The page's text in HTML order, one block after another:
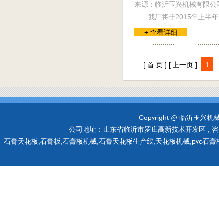
来源：临沂玉兴机械有限
我厂将于2015年上半
+ 查看详细
[ 首 页 ] [ 上一页 ] 1
Copyright @ 临沂玉兴机
公司地址：山东省临沂市罗庄高新技术开发区 ,
石膏天花板,石膏板,石膏板机械,石膏天花板生产线,天花板机械,pvc石